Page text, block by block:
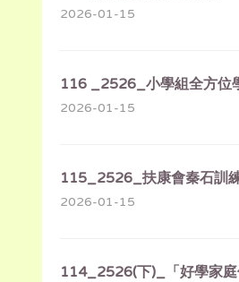
2026-01-15
116 _2526_小學組全方位
2026-01-15
115_2526_扶康會秦石訓
2026-01-15
114_2526(下)_「好學家庭